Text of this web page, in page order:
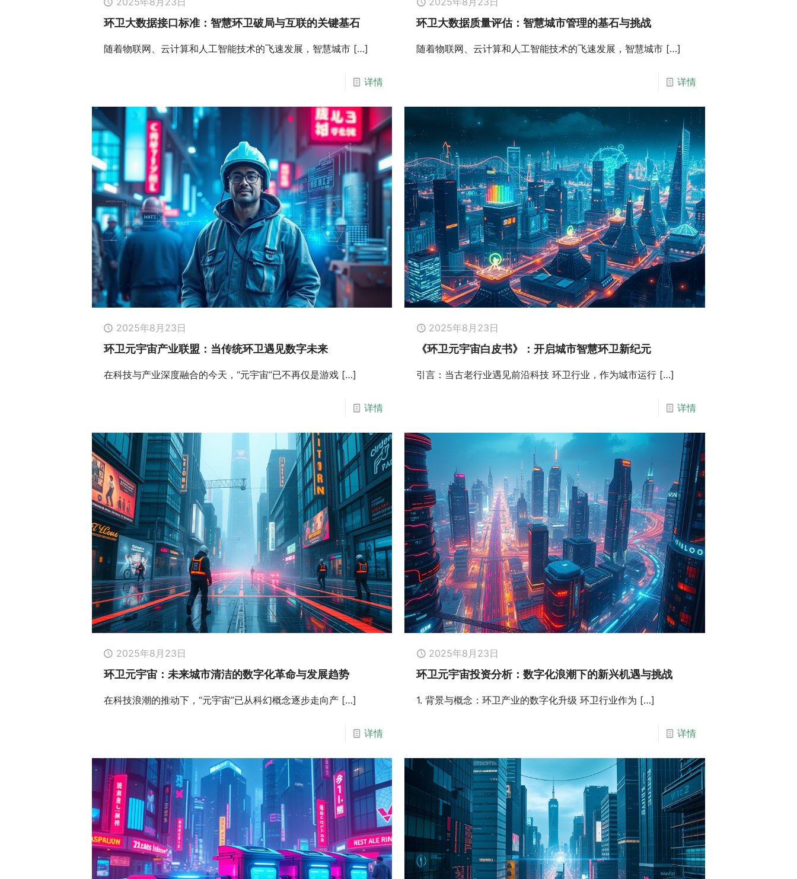
环卫大数据接口标准：智慧环卫破局与互联的关键基石
随着物联网、云计算和人工智能技术的飞速发展，智慧城市[…]
详情
环卫大数据质量评估：智慧城市管理的基石与挑战
随着物联网、云计算和人工智能技术的飞速发展，智慧城市 […]
详情
2025年8月23日
环卫元宇宙产业联盟：当传统环卫遇见数字未来
在科技与产业深度融合的今天，“元宇宙”已不再仅是游戏[…]
详情
2025年8月23日
《环卫元宇宙白皮书》：开启城市智慧环卫新纪元
引言：当古老行业遇见前沿科技 环卫行业，作为城市运行 […]
详情
2025年8月23日
环卫元宇宙：未来城市清洁的数字化革命与发展趋势
在科技浪潮的推动下，“元宇宙”已从科幻概念逐步走向产[…]
详情
2025年8月23日
环卫元宇宙投资分析：数字化浪潮下的新兴机遇与挑战
1. 背景与概念：环卫产业的数字化升级 环卫行业作为 […]
详情